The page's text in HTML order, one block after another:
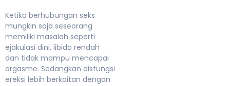
Ketika berhubungan seks
mungkin saja seseorang
memiliki masalah seperti
ejakulasi dini, libido rendah
dan tidak mampu mencapai
orgasme. Sedangkan disfungsi
ereksi lebih berkaitan dengan